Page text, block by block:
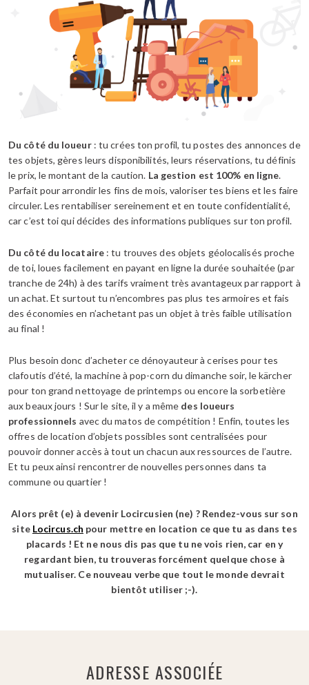
Du côté du loueur: tu crées ton profil, tu postes des annonces de
tes objets, gères leurs disponibilités, leurs réservations, tu définis
le prix, le montant de la caution. La gestion est 100% en ligne.
Parfait pour arrondir les fins de mois, valoriser tes biens et les faire
circuler. Les rentabiliser sereinement et en toute confidentialité,
car c’est toi qui décides des informations publiques sur ton profil.
Du côté du locataire : tu trouves des objets géolocalisés proche
de toi, loues facilement en payant en ligne la durée souhaitée (par
tranche de 24h) à des tarifs vraiment très avantageux par rapport à
un achat. Et surtout tu n’encombres pas plus tes armoires et fais
des économies en n’achetant pas un objet à très faible utilisation
au final !
Plus besoin donc d’acheter ce dénoyauteur à cerises pour tes
clafoutis d’été, la machine à pop-corn du dimanche soir, le kärcher
pour ton grand nettoyage de printemps ou encore la sorbetière
aux beaux jours ! Sur le site, il y a même des loueurs
professionnels avec du matos de compétition ! Enfin, toutes les
offres de location d’objets possibles sont centralisées pour
pouvoir donner accès à tout un chacun aux ressources de l’autre.
Et tu peux ainsi rencontrer de nouvelles personnes dans ta
commune ou quartier !
Alors prêt (e) à devenir Locircusien (ne) ? Rendez-vous sur son
site Locircus.ch pour mettre en location ce que tu as dans tes
placards ! Et ne nous dis pas que tu ne vois rien, car en y
regardant bien, tu trouveras forcément quelque chose à
mutualiser. Ce nouveau verbe que tout le monde devrait
bientôt utiliser ;-).
ADRESSE ASSOCIÉE